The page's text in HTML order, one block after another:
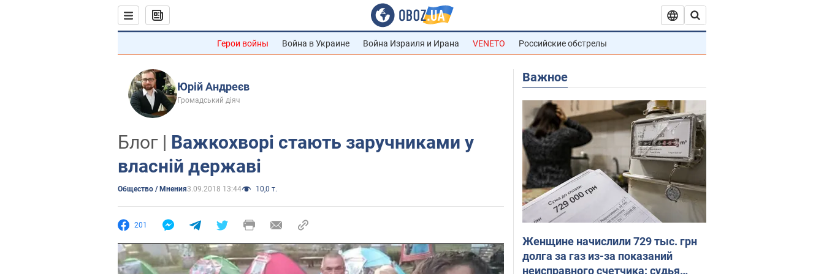
Герои войны Война в Украине Война Израиля и Ирана VENETO Российские обстрелы
Юрій Андреєв
Громадський діяч
Блог | Важкохворі стають заручниками у
власній державі
Общество / Мнения3.09.2018 13:44 10,0 т.
201
Важное
Женщине начислили 729 тыс. грн
долга за газ из-за показаний
неисправного счетчика: судья